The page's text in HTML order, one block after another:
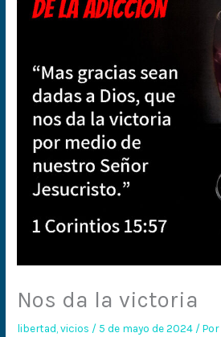
Nos da la victoria
libertad,vicios / 5 de mayo de 2024 / Por